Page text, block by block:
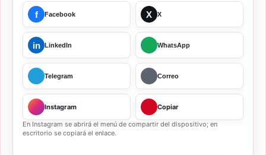
f Facebook X X
in LinkedIn WhatsApp
Telegram Correo
Instagram Copiar
En Instagram se abrirá el menú de compartir del dispositivo; en
escritorio se copiará el enlace.